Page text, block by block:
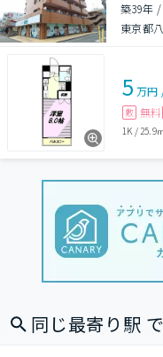
築39年
東京都
5 万円
敷 無料
1K / 25.9
同じ最寄り駅